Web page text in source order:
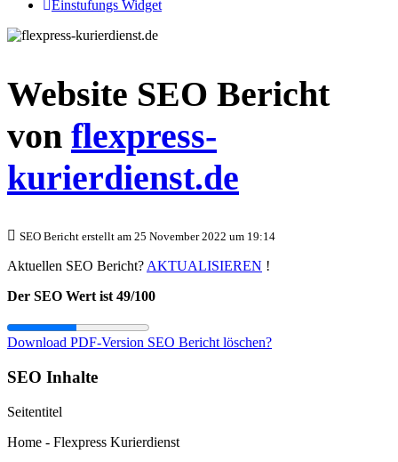
Einstufungs Widget
Website SEO Bericht
von flexpress-
kurierdienst.de
SEO Bericht erstellt am 25 November 2022 um 19:14
Aktuellen SEO Bericht? AKTUALISIEREN !
Der SEO Wert ist 49/100
Download PDF-Version SEO Bericht löschen?
SEO Inhalte
Seitentitel
Home - Flexpress Kurierdienst